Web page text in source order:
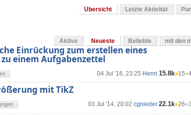
Übersicht Letzte Aktivität
Aktive Neueste Beliebte mit den
Einrückung zum erstellen eines
einem Aufgabenzettel
04 Jul '16, 23:25 Henri 15.8k●15●
mit TikZ
03 Jul '14, 20:02 cgnieder 22.1k●26●